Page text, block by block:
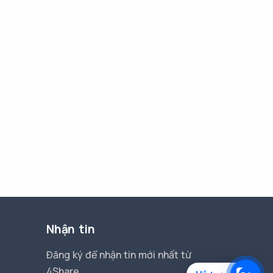
Nhận tin
Đăng ký để nhận tin mới nhất từ